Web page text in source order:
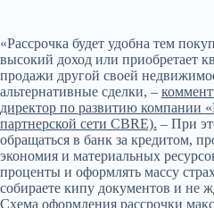
«Рассрочка будет удобна тем
высокий доход или приобретает
продажи другой своей
альтернативные сделки, –
директор по развитию компании
партнерской сети CBRE). – При
обращаться в банк за кредитом,
экономия и материальных
проценты и оформлять массу
собираете кипу документов и не
Схема оформления рассрочки